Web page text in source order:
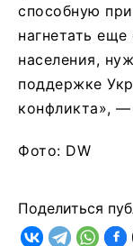
способную
нагнетать
населения,
поддержке
конфликта», —
Фото: DW
Поделиться